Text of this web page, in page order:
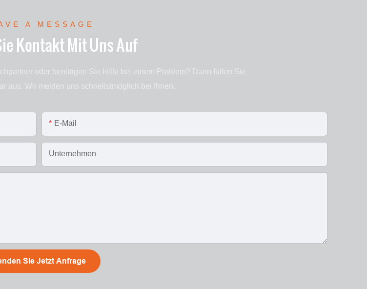
A MESSAGE
Kontakt Mit Uns Auf
oder benötigen Sie Hilfe bei einem Problem? Dann füllen Sie
aus. Wir melden uns schnellstmöglich bei Ihnen.
E-Mail
Unternehmen
Sie Jetzt Anfrage